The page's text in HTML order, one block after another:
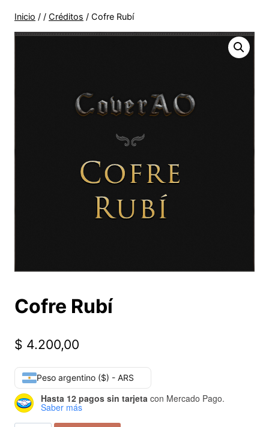
Inicio / / Créditos / Cofre Rubí
Cofre Rubí
$ 4.200,00
Peso argentino ($) - ARS
Hasta 12 pagos sin tarjeta con Mercado Pago.
Saber más